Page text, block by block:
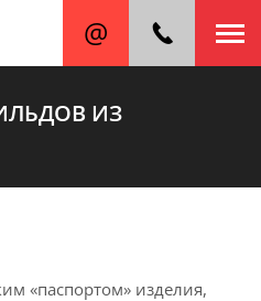
ИЗ
«паспортом» изделия,